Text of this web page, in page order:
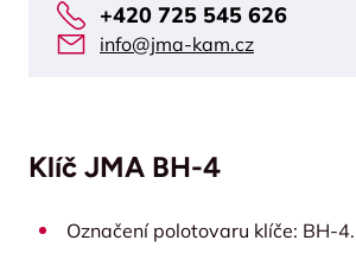
+420 725 545 626
info@jma-kam.cz
Klíč JMA BH-4
Označení polotovaru klíče: BH-4.